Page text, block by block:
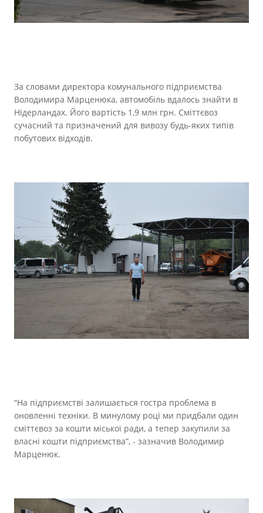
За словами директора комунального підприємства
Володимира Марценюка, автомобіль вдалось знайти в
Нідерландах. Його вартість 1,9 млн грн. Сміттєвоз
сучасний та призначений для вивозу будь-яких типів
побутових відходів.
“На підприємстві залишається гостра проблема в
оновленні техніки. В минулому році ми придбали один
сміттєвоз за кошти міської ради, а тепер закупили за
власні кошти підприємства”, - зазначив Володимир
Марценюк.